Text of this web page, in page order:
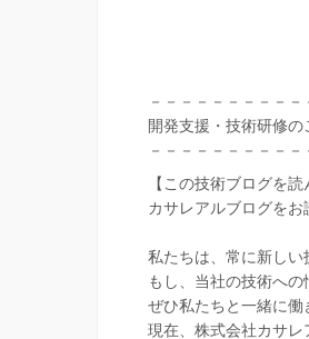
－－－－－－－－－
開発支援・技術研修
－－－－－－－－－
【この技術ブログを
カサレアルブログをお
私たちは、常に新しい
もし、当社の技術へ
ぜひ私たちと一緒に働
現在、株式会社カサレ